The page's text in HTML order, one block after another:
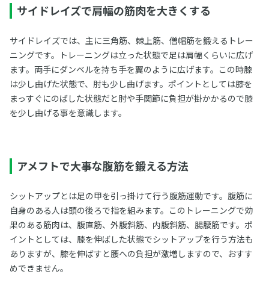
サイドレイズで肩幅の筋肉を大きくする
サイドレイズでは、主に三角筋、棘上筋、僧帽筋を鍛えるトレー
ニングです。トレーニングは立った状態で足は肩幅くらいに広げ
ます。両手にダンベルを持ち手を翼のように広げます。この時膝
は少し曲げた状態で、肘も少し曲げます。ポイントとしては膝を
まっすぐにのばした状態だと肘や手関節に負担が掛かかるので膝
を少し曲げる事を意識します。
アメフトで大事な腹筋を鍛える方法
シットアップとは足の甲を引っ掛けて行う腹筋運動です。腹筋に
自身のある人は頭の後ろで指を組みます。このトレーニングで効
果のある筋肉は、腹直筋、外腹斜筋、内腹斜筋、腸腰筋です。ポ
イントとしては、膝を伸ばした状態でシットアップを行う方法も
ありますが、膝を伸ばすと腰への負担が激増しますので、おすす
めできません。